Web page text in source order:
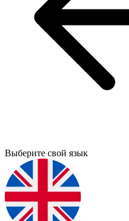
Выберите свой язык